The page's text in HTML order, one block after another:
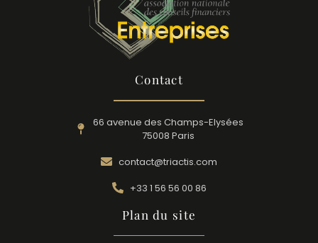
Contact
66 avenue des Champs-Elysées
75008 Paris
contact@triactis.com
+33 1 56 56 00 86
Plan du site